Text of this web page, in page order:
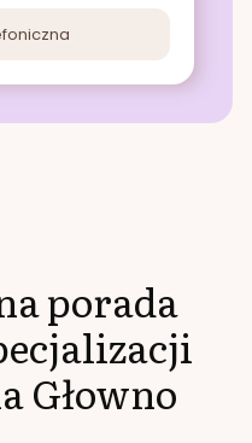
porada
Głowno